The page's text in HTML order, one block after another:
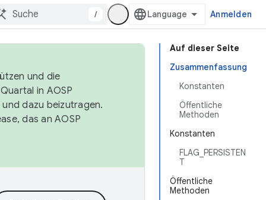
/ Anmelden
Auf dieser Seite
Zusammenfassung
Konstanten
Öffentliche
Methoden
Konstanten
FLAG_PERSISTEN
T
Öffentliche
Methoden
und die
in AOSP
und dazu beizutragen.
das an AOSP